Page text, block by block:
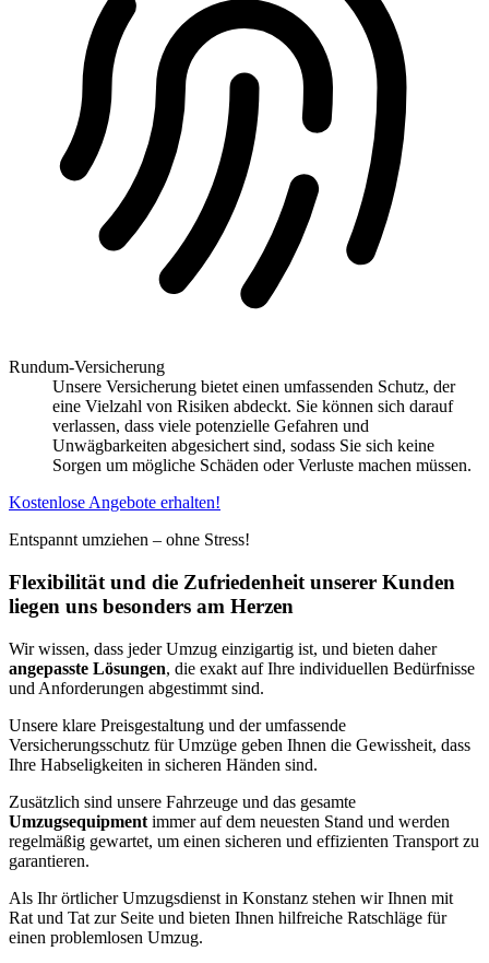
Rundum-Versicherung
Unsere Versicherung bietet einen umfassenden Schutz, der
eine Vielzahl von Risiken abdeckt. Sie können sich darauf
verlassen, dass viele potenzielle Gefahren und
Unwägbarkeiten abgesichert sind, sodass Sie sich keine
Sorgen um mögliche Schäden oder Verluste machen müssen.
Kostenlose Angebote erhalten!
Entspannt umziehen – ohne Stress!
Flexibilität und die Zufriedenheit unserer Kunden
liegen uns besonders am Herzen
Wir wissen, dass jeder Umzug einzigartig ist, und bieten daher
angepasste Lösungen, die exakt auf Ihre individuellen Bedürfnisse
und Anforderungen abgestimmt sind.
Unsere klare Preisgestaltung und der umfassende
Versicherungsschutz für Umzüge geben Ihnen die Gewissheit, dass
Ihre Habseligkeiten in sicheren Händen sind.
Zusätzlich sind unsere Fahrzeuge und das gesamte
Umzugsequipment immer auf dem neuesten Stand und werden
regelmäßig gewartet, um einen sicheren und effizienten Transport zu
garantieren.
Als Ihr örtlicher Umzugsdienst in Konstanz stehen wir Ihnen mit
Rat und Tat zur Seite und bieten Ihnen hilfreiche Ratschläge für
einen problemlosen Umzug.